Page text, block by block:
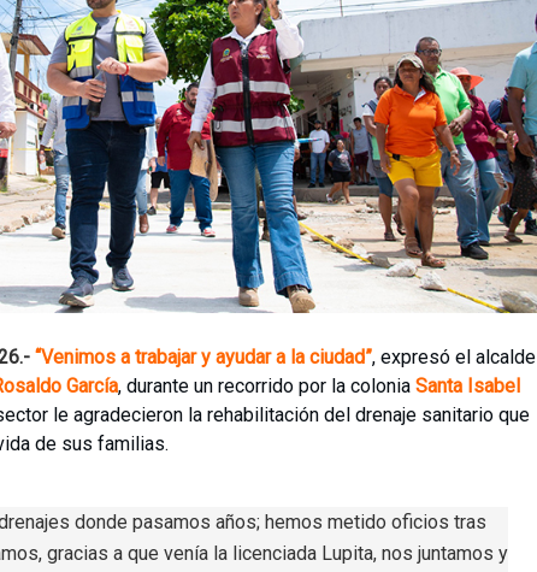
“Venimos a trabajar y ayudar a la ciudad”, expresó el alcalde
García, durante un recorrido por la colonia Santa Isabel
le agradecieron la rehabilitación del drenaje sanitario que
de sus familias.
donde pasamos años; hemos metido oficios tras
gracias a que venía la licenciada Lupita, nos juntamos y